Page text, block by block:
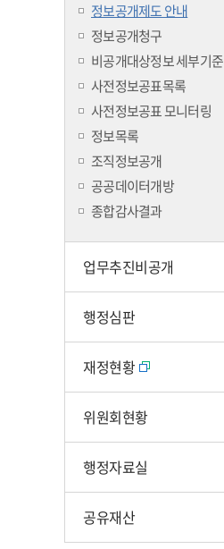
정보공개제도 안내
정보공개청구
비공개대상정보 세부기준
사전정보공표목록
사전정보공표 모니터링
정보목록
조직정보공개
공공데이터개방
종합감사결과
업무추진비공개
행정심판
재정현황
위원회현황
행정자료실
공유재산